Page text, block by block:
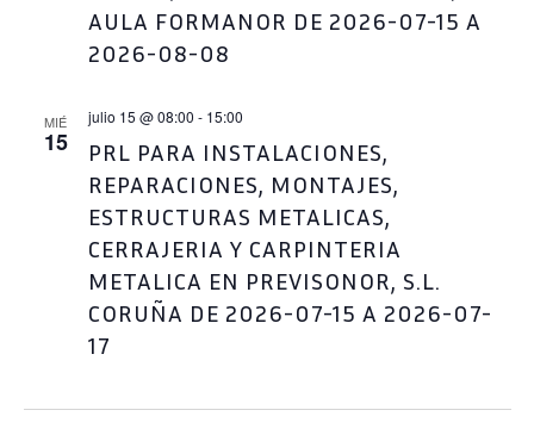
AULA FORMANOR DE 2026-07-15 A
2026-08-08
MIÉ
15
PRL PARA INSTALACIONES,
REPARACIONES, MONTAJES,
ESTRUCTURAS METALICAS,
CERRAJERIA Y CARPINTERIA
METALICA EN PREVISONOR, S.L.
CORUÑA DE 2026-07-15 A 2026-07-
17
julio 15 @ 08:00 - 15:00